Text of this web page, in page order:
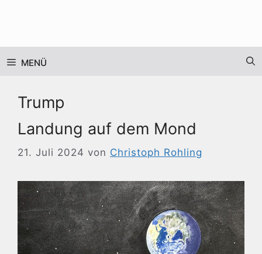
MENÜ
Trump
Landung auf dem Mond
21. Juli 2024 von Christoph Rohling